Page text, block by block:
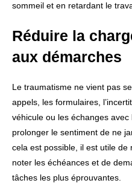
sommeil et en retardant le
Réduire la
aux démarches
Le traumatisme ne vient pas
appels, les formulaires,
véhicule ou les échanges
prolonger le sentiment de ne
cela est possible, il est utile
noter les échéances et de
tâches les plus éprouvantes.